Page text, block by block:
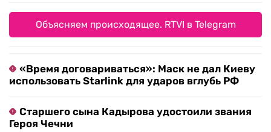
Объясняем происходящее. RTVI в Telegram
«Время договариваться»: Маск не дал Киеву
использовать Starlink для ударов вглубь РФ
Старшего сына Кадырова удостоили звания
Героя Чечни